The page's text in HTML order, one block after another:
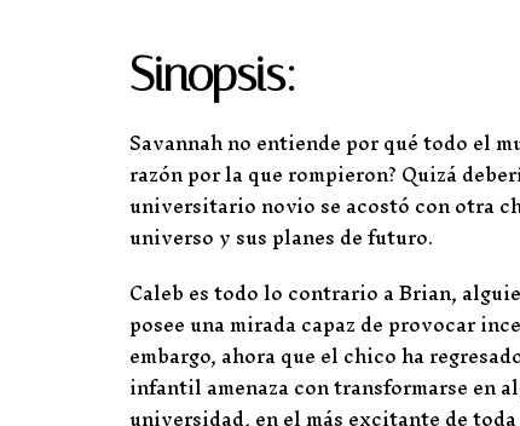
Sinopsis:
Savannah no entiende por qué todo el
razón por la que rompieron? Quizá
universitario novio se acostó con otra
universo y sus planes de futuro.
Caleb es todo lo contrario a Brian,
posee una mirada capaz de provocar
embargo, ahora que el chico ha
infantil amenaza con transformarse en